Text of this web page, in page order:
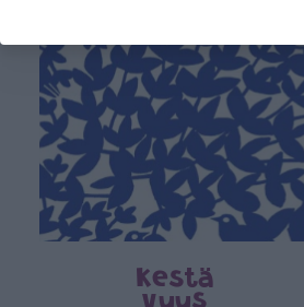
Kestä
vyys